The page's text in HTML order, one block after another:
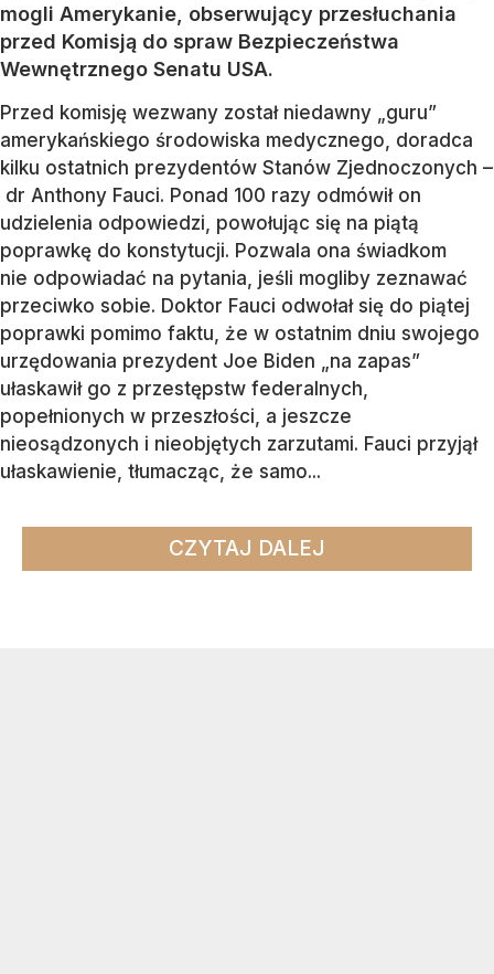
mogli Amerykanie, obserwujący przesłuchania
przed Komisją do spraw Bezpieczeństwa
Wewnętrznego Senatu USA.
Przed komisję wezwany został niedawny „guru”
amerykańskiego środowiska medycznego, doradca
kilku ostatnich prezydentów Stanów Zjednoczonych –
dr Anthony Fauci. Ponad 100 razy odmówił on
udzielenia odpowiedzi, powołując się na piątą
poprawkę do konstytucji. Pozwala ona świadkom
nie odpowiadać na pytania, jeśli mogliby zeznawać
przeciwko sobie. Doktor Fauci odwołał się do piątej
poprawki pomimo faktu, że w ostatnim dniu swojego
urzędowania prezydent Joe Biden „na zapas”
ułaskawił go z przestępstw federalnych,
popełnionych w przeszłości, a jeszcze
nieosądzonych i nieobjętych zarzutami. Fauci przyjął
ułaskawienie, tłumacząc, że samo...
CZYTAJ DALEJ